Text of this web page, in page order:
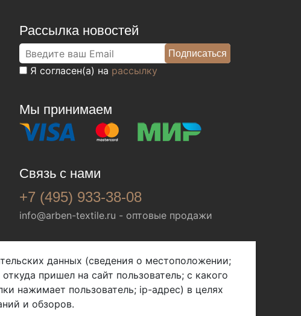
Рассылка новостей
Я согласен(а) на рассылку
Мы принимаем
Связь с нами
+7 (495) 933-38-08
info@arben-textile.ru - оптовые продажи
данных (сведения о местоположении;
пришел на сайт пользователь; с какого
нажимает пользователь; ip-адрес) в целях
и обзоров.